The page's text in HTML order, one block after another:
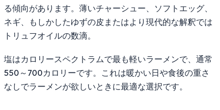
る傾向があります。薄いチャーシュー、ソフトエッグ、
ネギ、もしかしたゆずの皮またはより現代的な解釈では
トリュフオイルの数滴。
塩はカロリースペクトラムで最も軽いラーメンで、通常
550～700カロリーです。これは暖かい日や食後の重さ
なしでラーメンが欲しいときに最適な選択です。